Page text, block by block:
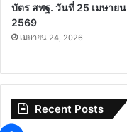
บัตร สพฐ. วันที่ 25 เมษายน
2569
เมษายน 24, 2026
Recent Posts